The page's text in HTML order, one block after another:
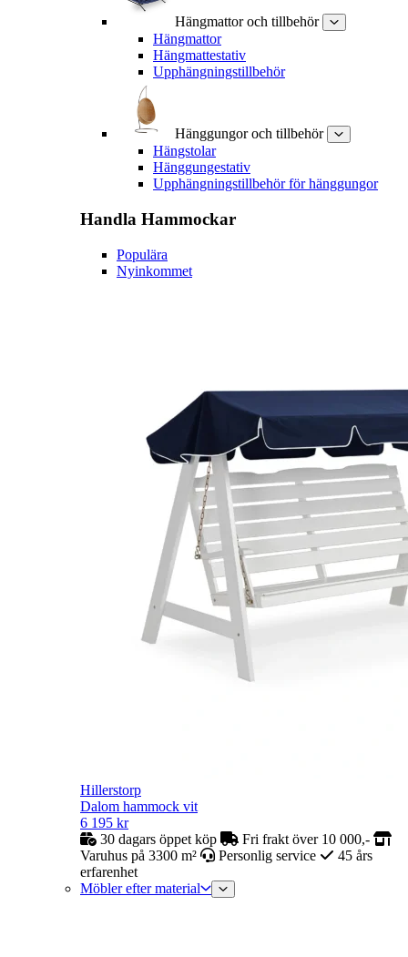
Hängmattor och tillbehör
Hängmattor
Hängmattestativ
Upphängningstillbehör
Hänggungor och tillbehör
Hängstolar
Hänggungestativ
Upphängningstillbehör för hänggungor
Handla Hammockar
Populära
Nyinkommet
Hillerstorp
Dalom hammock vit
6 195 kr
30 dagars öppet köp
Fri frakt över 10 000,-
Varuhus på 3300 m²
Personlig service
45 års
erfarenhet
Möbler efter material